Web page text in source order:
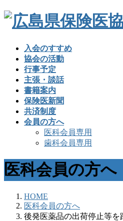
入会のすすめ
協会の活動
行事予定
主張・談話
書籍案内
保険医新聞
共済制度
会員の方へ
医科会員専用
歯科会員専用
医科会員の方へ
HOME
医科会員の方へ
後発医薬品の出荷停止等